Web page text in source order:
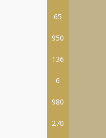
65
950
136
6
980
270